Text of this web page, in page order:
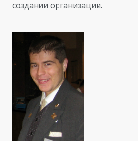
создании организации.